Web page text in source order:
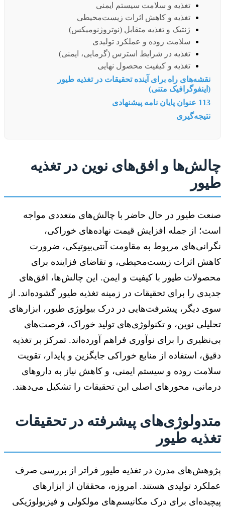
تغذیه و سلامت سیستم ایمنی
تغذیه و کاهش اثرات زیست‌محیطی
ژنتیک و تغذیه متقابل (نوتروژنومیکس)
سلامت روده و عملکرد تولیدی
تغذیه در شرایط استرس (گرمایی، ایمنی)
تغذیه و کیفیت محصول نهایی
نقشه‌های راه برای آینده تحقیقات در تغذیه طیور
(اینفوگرافیک متنی)
113 عنوان پایان نامه پیشنهادی
نتیجه‌گیری
چالش‌ها و افق‌های نوین در تغذیه
طیور
صنعت طیور در حال حاضر با چالش‌های متعددی مواجه
است؛ از جمله افزایش قیمت نهاده‌های خوراکی،
نگرانی‌های مربوط به مقاومت آنتی‌بیوتیکی، ضرورت
کاهش اثرات زیست‌محیطی، و تقاضای فزاینده برای
محصولات طیور با کیفیت و ایمن. این چالش‌ها، افق‌های
جدیدی را برای تحقیقات در زمینه تغذیه طیور گشوده‌اند. از
سوی دیگر، پیشرفت‌هایی در درک بیولوژی طیور، ابزارهای
تحلیلی نوین، و تکنولوژی‌های تولید خوراک، فرصت‌های
بی‌نظیری را برای نوآوری فراهم آورده‌اند. تمرکز بر تغذیه
دقیق، استفاده از منابع خوراکی جایگزین و پایدار، تقویت
سلامت روده و سیستم ایمنی، و کاهش نیاز به داروهای
درمانی، محورهای اصلی این تحقیقات را تشکیل می‌دهند.
متدولوژی‌های پیشرفته در تحقیقات
تغذیه طیور
پژوهش‌های مدرن در تغذیه طیور فراتر از بررسی صرف
عملکرد تولیدی هستند. امروزه، محققان از ابزارهای
پیچیده‌ای برای درک مکانیسم‌های مولکولی و فیزیولوژیکی